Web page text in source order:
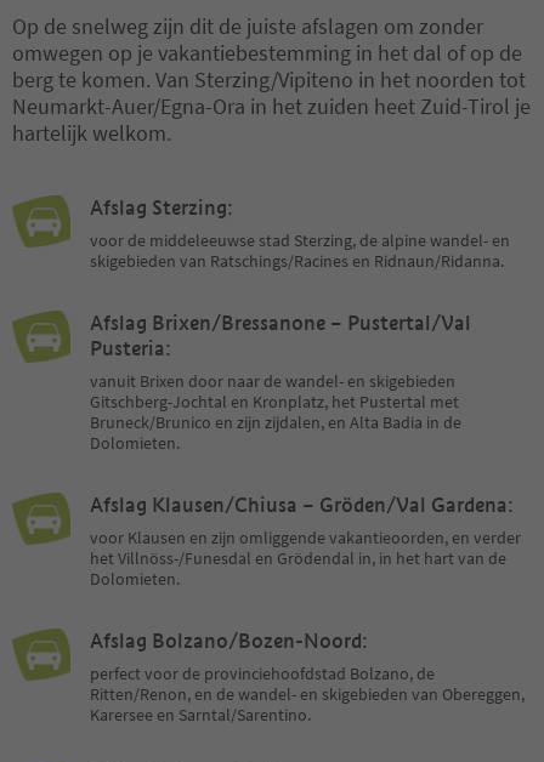
Op de snelweg zijn dit de juiste afslagen om zonder
omwegen op je vakantiebestemming in het dal of op de
berg te komen. Van Sterzing/Vipiteno in het noorden tot
Neumarkt-Auer/Egna-Ora in het zuiden heet Zuid-Tirol je
hartelijk welkom.
Afslag Sterzing:
voor de middeleeuwse stad Sterzing, de alpine wandel- en
skigebieden van Ratschings/Racines en Ridnaun/Ridanna.
Afslag Brixen/Bressanone – Pustertal/Val
Pusteria:
vanuit Brixen door naar de wandel- en skigebieden
Gitschberg-Jochtal en Kronplatz, het Pustertal met
Bruneck/Brunico en zijn zijdalen, en Alta Badia in de
Dolomieten.
Afslag Klausen/Chiusa – Gröden/Val Gardena:
voor Klausen en zijn omliggende vakantieoorden, en verder
het Villnöss-/Funesdal en Grödendal in, in het hart van de
Dolomieten.
Afslag Bolzano/Bozen-Noord:
perfect voor de provinciehoofdstad Bolzano, de
Ritten/Renon, en de wandel- en skigebieden van Obereggen,
Karersee en Sarntal/Sarentino.